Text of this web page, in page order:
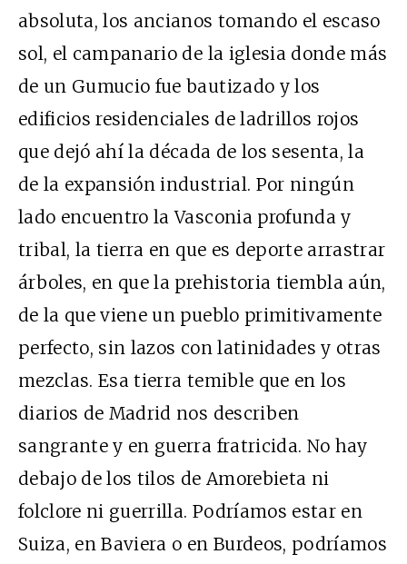
absoluta, los ancianos tomando el escaso
sol, el campanario de la iglesia donde más
de un Gumucio fue bautizado y los
edificios residenciales de ladrillos rojos
que dejó ahí la década de los sesenta, la
de la expansión industrial. Por ningún
lado encuentro la Vasconia profunda y
tribal, la tierra en que es deporte arrastrar
árboles, en que la prehistoria tiembla aún,
de la que viene un pueblo primitivamente
perfecto, sin lazos con latinidades y otras
mezclas. Esa tierra temible que en los
diarios de Madrid nos describen
sangrante y en guerra fratricida. No hay
debajo de los tilos de Amorebieta ni
folclore ni guerrilla. Podríamos estar en
Suiza, en Baviera o en Burdeos, podríamos